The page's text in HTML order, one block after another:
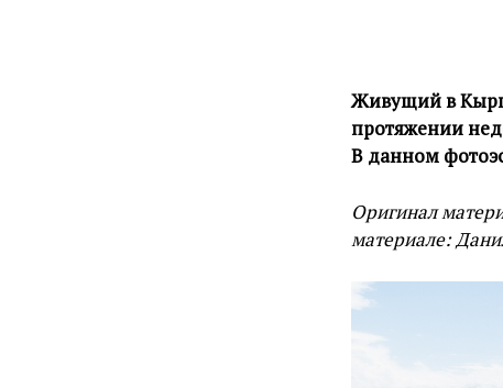
Живущий в
протяжении
В данном
Оригинал
материале: